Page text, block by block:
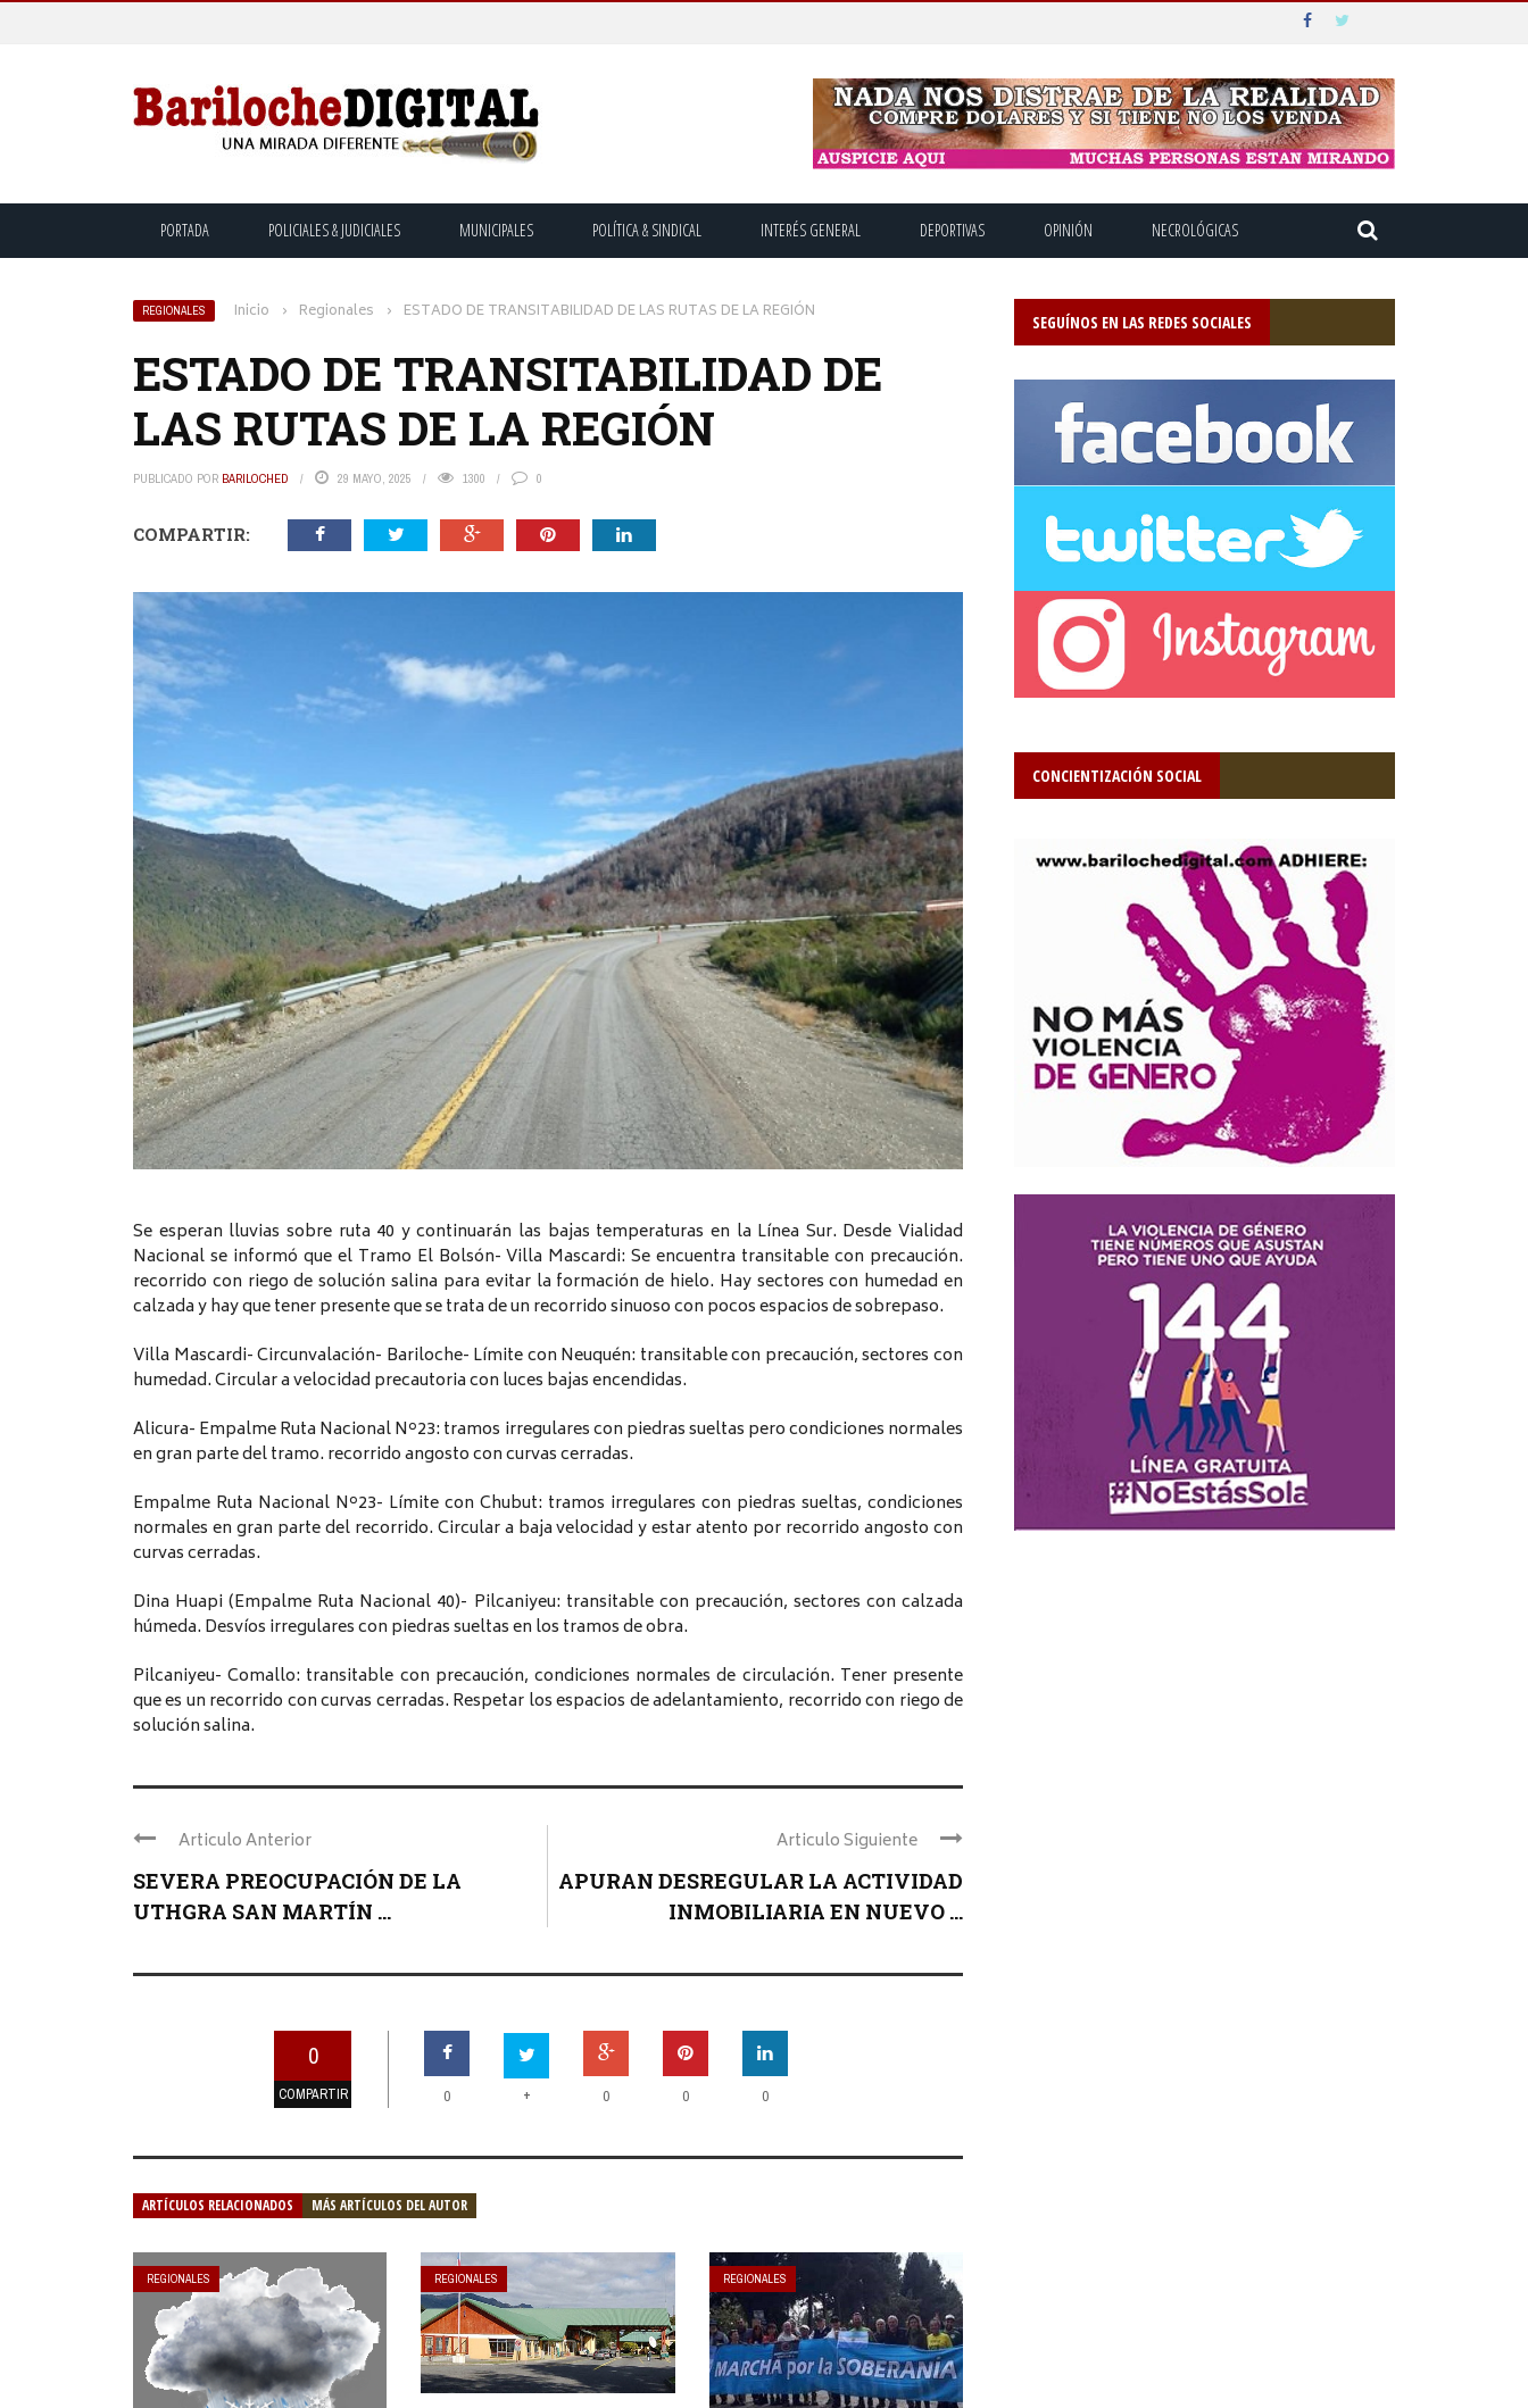
PORTADA POLICIALES & JUDICIALES MUNICIPALES POLÍTICA & SINDICAL INTERÉS GENERAL DEPORTIVAS OPINIÓN NECROLÓGICAS
REGIONALES Inicio › Regionales › ESTADO DE TRANSITABILIDAD DE LAS RUTAS DE LA REGIÓN
ESTADO DE TRANSITABILIDAD DE
LAS RUTAS DE LA REGIÓN
PUBLICADO POR BARILOCHED 29 MAYO, 2025 1300 0
COMPARTIR:
Se esperan lluvias sobre ruta 40 y continuarán las bajas temperaturas en la Línea Sur. Desde Vialidad
Nacional se informó que el Tramo El Bolsón- Villa Mascardi: Se encuentra transitable con precaución.
recorrido con riego de solución salina para evitar la formación de hielo. Hay sectores con humedad en
calzada y hay que tener presente que se trata de un recorrido sinuoso con pocos espacios de sobrepaso.
Villa Mascardi- Circunvalación- Bariloche- Límite con Neuquén: transitable con precaución, sectores con
humedad. Circular a velocidad precautoria con luces bajas encendidas.
Alicura- Empalme Ruta Nacional Nº23: tramos irregulares con piedras sueltas pero condiciones normales
en gran parte del tramo. recorrido angosto con curvas cerradas.
Empalme Ruta Nacional Nº23- Límite con Chubut: tramos irregulares con piedras sueltas, condiciones
normales en gran parte del recorrido. Circular a baja velocidad y estar atento por recorrido angosto con
curvas cerradas.
Dina Huapi (Empalme Ruta Nacional 40)- Pilcaniyeu: transitable con precaución, sectores con calzada
húmeda. Desvíos irregulares con piedras sueltas en los tramos de obra.
Pilcaniyeu- Comallo: transitable con precaución, condiciones normales de circulación. Tener presente
que es un recorrido con curvas cerradas. Respetar los espacios de adelantamiento, recorrido con riego de
solución salina.
Articulo Anterior
SEVERA PREOCUPACIÓN DE LA
UTHGRA SAN MARTÍN ...
Articulo Siguiente
APURAN DESREGULAR LA ACTIVIDAD
INMOBILIARIA EN NUEVO ...
0
COMPARTIR 0 + 0 0 0
ARTÍCULOS RELACIONADOS MÁS ARTÍCULOS DEL AUTOR
REGIONALES REGIONALES REGIONALES
SEGUÍNOS EN LAS REDES SOCIALES
CONCIENTIZACIÓN SOCIAL